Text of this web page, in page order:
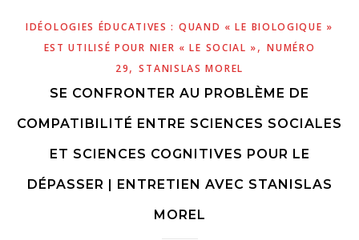
IDÉOLOGIES ÉDUCATIVES : QUAND « LE BIOLOGIQUE »
EST UTILISÉ POUR NIER « LE SOCIAL »,NUMÉRO
29,STANISLAS MOREL
SE CONFRONTER AU PROBLÈME DE
COMPATIBILITÉ ENTRE SCIENCES SOCIALES
ET SCIENCES COGNITIVES POUR LE
DÉPASSER | ENTRETIEN AVEC STANISLAS
MOREL